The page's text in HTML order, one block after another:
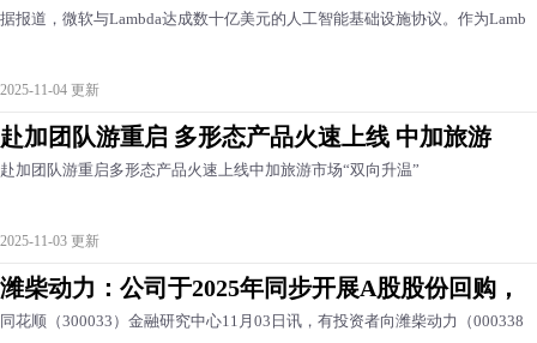
据报道，微软与Lambda达成数十亿美元的人工智能基础设施协议。作为Lamb
2025-11-04 更新
赴加团队游重启 多形态产品火速上线 中加旅游
赴加团队游重启多形态产品火速上线中加旅游市场“双向升温”
2025-11-03 更新
潍柴动力：公司于2025年同步开展A股股份回购，
同花顺（300033）金融研究中心11月03日讯，有投资者向潍柴动力（000338